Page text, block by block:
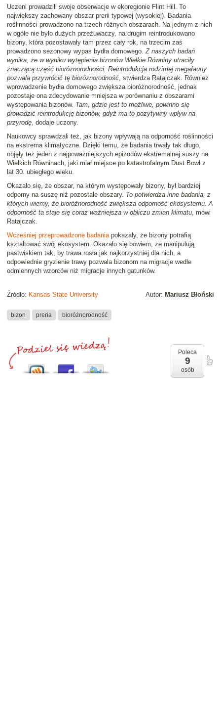
Uczeni prowadzili swoje obserwacje w ekoregionie Flint Hill. To
największy zachowany obszar prerii typowej (wysokiej). Badania
roślinności prowadzono na trzech różnych obszarach. Na jednym z nich
w ogóle nie było dużych przeżuwaczy, na drugim reintrodukowano
bizony, która pozostawały tam przez cały rok, na trzecim zaś
prowadzono sezonowy wypas bydła domowego.Z naszych badań
wynika, że w wyniku wytępienia bizonów Wielkie Równiny utraciły
znaczącą część bioróżnorodności. Reintrodukcja rodzimej megafauny
pozwala przywrócić tę bioróżnorodność, stwierdza Ratajczak. Również
wprowadzenie bydła domowego zwiększa bioróżnorodność, jednak
pozostaje ona zdecydowanie mniejsza w porównaniu z obszarami
występowania bizonów. Tam, gdzie jest to możliwe, powinno się
prowadzić reintrodukcję bizonów, gdyż ma to pozytywny wpływ na
przyrodę, dodaje uczony.
Naukowcy sprawdzali też, jak bizony wpływają na odporność roślinności
na ekstrema klimatyczne. Dzięki temu, że badania trwały tak długo,
objęły też jeden z najpoważniejszych epizodów ekstremalnej suszy na
Wielkich Równinach, jaki miał miejsce po katastrofalnym Dust Bowl z
lat 30. ubiegłego wieku.
Okazało się, że obszar, na którym występowały bizony, był bardziej
odporny na suszę niż pozostałe obszary. To potwierdza inne badania, z
których wiemy, że bioróżnorodność zwiększa odporność ekosystemu. A
odporność ta staje się coraz ważniejsza w obliczu zmian klimatu, mówi
Ratajczak.
Wcześniej przeprowadzone badaniapokazały, że bizony potrafią
kształtować swój ekosystem. Okazało się bowiem, że manipulują
pastwiskiem tak, by trawa rosła jak najkorzystniej dla nich, a
odpowiednie gryzienie trawy pozwala bizonom na migracje wedle
odmiennych wzorców niż migracje innych gatunków.
Autor: Mariusz Błoński
Źródło: Kansas State University
bizon preria bioróżnorodność
Poleca
9
osób